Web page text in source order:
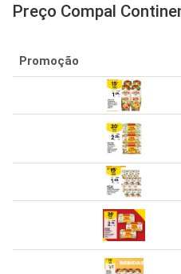
Preço Compal
Promoção